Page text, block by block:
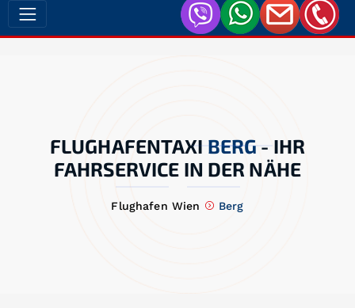
FLUGHAFENTAXI BERG - IHR
FAHRSERVICE IN DER NÄHE
Flughafen Wien Berg